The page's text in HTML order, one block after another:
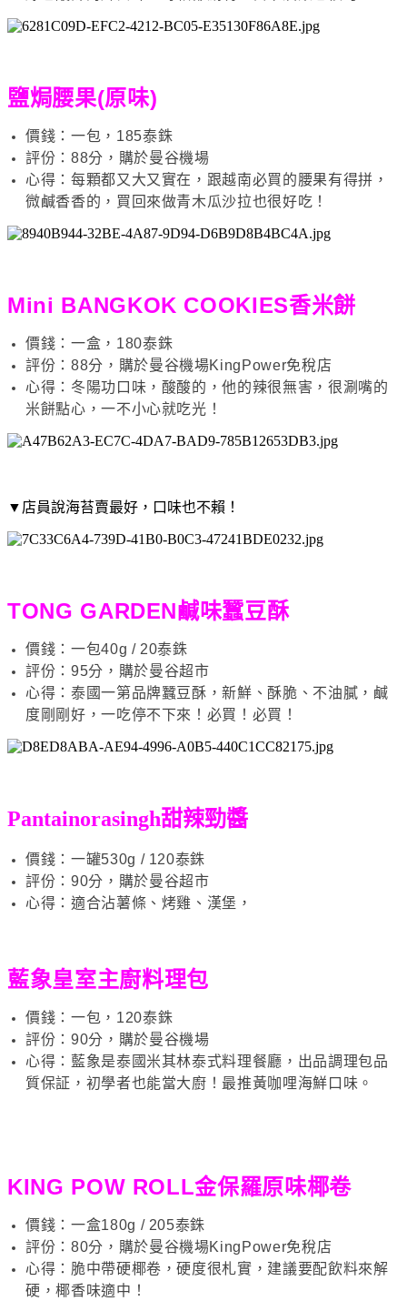
鹽焗腰果(原味)
價錢：一包，185泰銖
評份：88分，購於曼谷機場
心得：每顆都又大又實在，跟越南必買的腰果有得拼，
微鹹香香的，買回來做青木瓜沙拉也很好吃！
Mini BANGKOK COOKIES香米餅
價錢：一盒，180泰銖
評份：88分，購於曼谷機場KingPower免稅店
心得：冬陽功口味，酸酸的，他的辣很無害，很涮嘴的
米餅點心，一不小心就吃光！
▼店員說海苔賣最好，口味也不賴！
TONG GARDEN鹹味蠶豆酥
價錢：一包40g / 20泰銖
評份：95分，購於曼谷超市
心得：泰國一第品牌蠶豆酥，新鮮、酥脆、不油膩，鹹
度剛剛好，一吃停不下來！必買！必買！
Pantainorasingh甜辣勁醬
價錢：一罐530g / 120泰銖
評份：90分，購於曼谷超市
心得：適合沾薯條、烤雞、漢堡，
藍象皇室主廚料理包
價錢：一包，120泰銖
評份：90分，購於曼谷機場
心得：藍象是泰國米其林泰式料理餐廳，出品調理包品
質保証，初學者也能當大廚！最推黃咖哩海鮮口味。
KING POW ROLL金保羅原味椰卷
價錢：一盒180g / 205泰銖
評份：80分，購於曼谷機場KingPower免稅店
心得：脆中帶硬椰卷，硬度很札實，建議要配飲料來解
硬，椰香味適中！